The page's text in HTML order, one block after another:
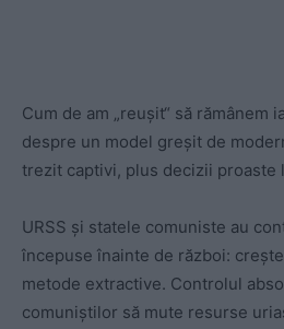
Cum de am „reușit“ să rămânem
despre un model greșit de
trezit captivi, plus decizii proaste
URSS și statele comuniste au
începuse înainte de război:
metode extractive. Controlul
comuniștilor să mute resurse